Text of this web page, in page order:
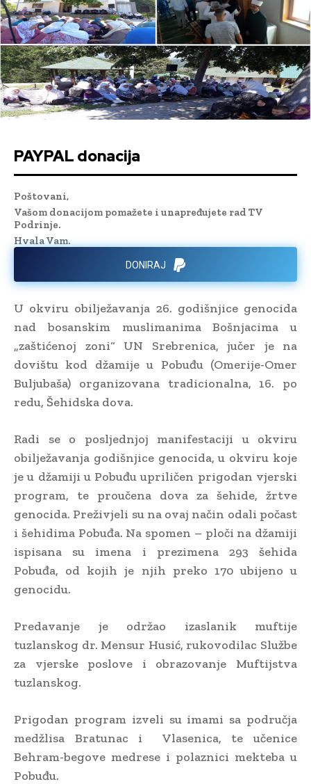
PAYPAL donacija
Poštovani,
Vašom donacijom pomažete i unapređujete rad TV
Podrinje.
Hvala Vam.
DONIRAJ
U okviru obilježavanja 26. godišnjice genocida
nad bosanskim muslimanima Bošnjacima u
„zaštićenoj zoni“ UN Srebrenica, jučer je na
dovištu kod džamije u Pobuđu (Omerije-Omer
Buljubaša) organizovana tradicionalna, 16. po
redu, Šehidska dova.
Radi se o posljednjoj manifestaciji u okviru
obilježavanja godišnjice genocida, u okviru koje
je u džamiji u Pobuđu upriličen prigodan vjerski
program, te proučena dova za šehide, žrtve
genocida. Preživjeli su na ovaj način odali počast
i šehidima Pobuđa. Na spomen – ploči na džamiji
ispisana su imena i prezimena 293 šehida
Pobuđa, od kojih je njih preko 170 ubijeno u
genocidu.
Predavanje je održao izaslanik muftije
tuzlanskog dr. Mensur Husić, rukovodilac Službe
za vjerske poslove i obrazovanje Muftijstva
tuzlanskog.
Prigodan program izveli su imami sa područja
medžlisa Bratunac i Vlasenica, te učenice
Behram-begove medrese i polaznici mekteba u
Pobuđu.